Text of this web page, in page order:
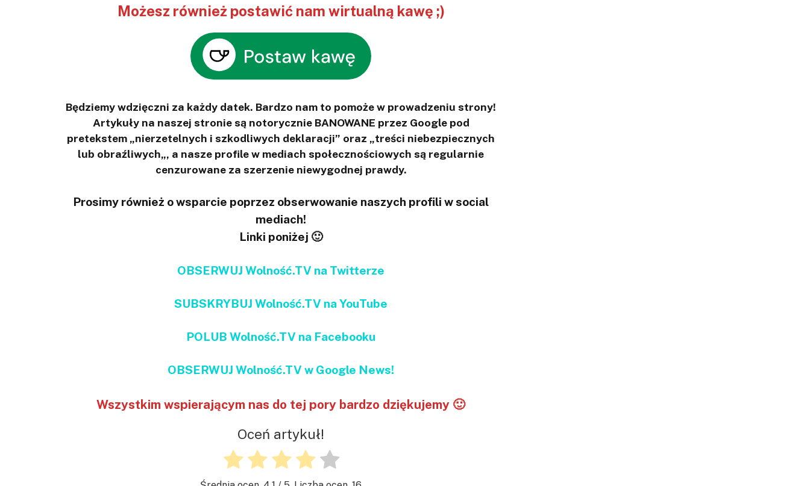
Możesz również postawić nam wirtualną kawę ;)
Będziemy wdzięczni za każdy datek. Bardzo nam to pomoże w prowadzeniu strony!
Artykuły na naszej stronie są notorycznie BANOWANE przez Google pod
pretekstem „nierzetelnych i szkodliwych deklaracji” oraz „treści niebezpiecznych
lub obraźliwych„, a nasze profile w mediach społecznościowych są regularnie
cenzurowane za szerzenie niewygodnej prawdy.
Prosimy również o wsparcie poprzez obserwowanie naszych profili w social
mediach!
Linki poniżej 🙂
OBSERWUJ Wolność.TV na Twitterze
SUBSKRYBUJ Wolność.TV na YouTube
POLUB Wolność.TV na Facebooku
OBSERWUJ Wolność.TV w Google News!
Wszystkim wspierającym nas do tej pory bardzo dziękujemy 🙂
Oceń artykuł!